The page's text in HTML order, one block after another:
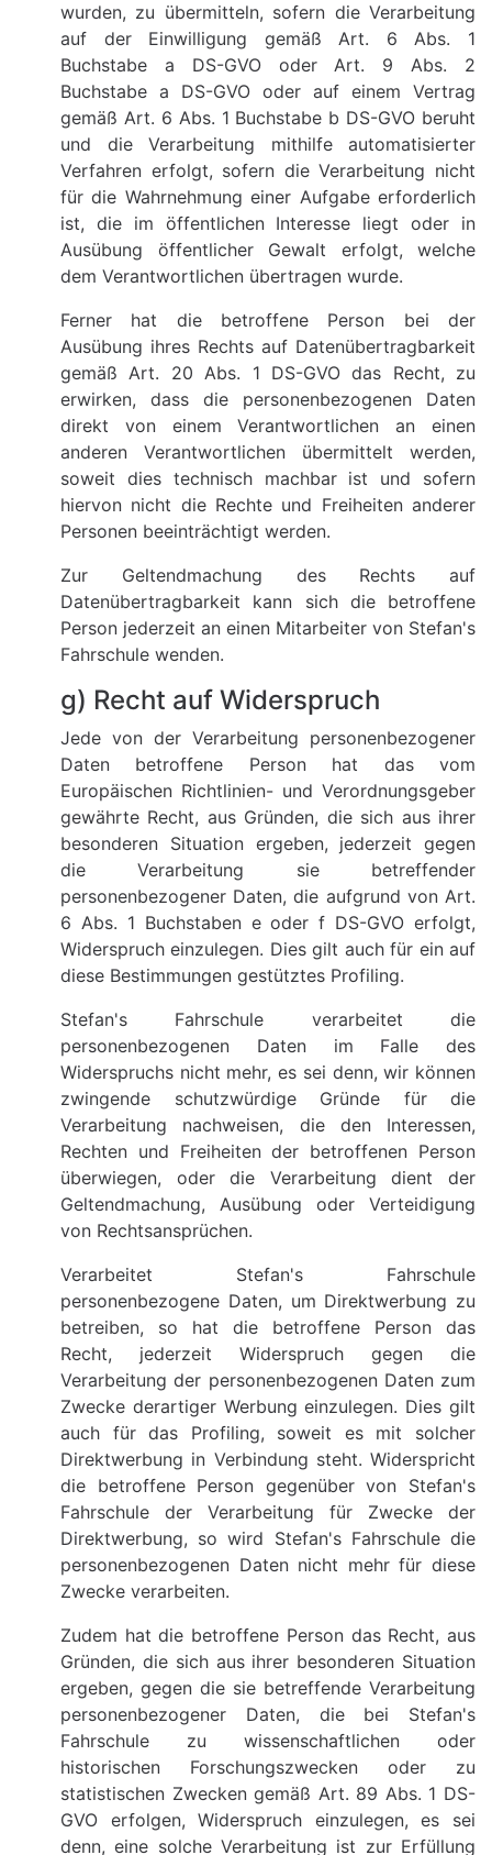
wurden, zu übermitteln, sofern die Verarbeitung
auf der Einwilligung gemäß Art. 6 Abs. 1
Buchstabe a DS-GVO oder Art. 9 Abs. 2
Buchstabe a DS-GVO oder auf einem Vertrag
gemäß Art. 6 Abs. 1 Buchstabe b DS-GVO beruht
und die Verarbeitung mithilfe automatisierter
Verfahren erfolgt, sofern die Verarbeitung nicht
für die Wahrnehmung einer Aufgabe erforderlich
ist, die im öffentlichen Interesse liegt oder in
Ausübung öffentlicher Gewalt erfolgt, welche
dem Verantwortlichen übertragen wurde.
Ferner hat die betroffene Person bei der
Ausübung ihres Rechts auf Datenübertragbarkeit
gemäß Art. 20 Abs. 1 DS-GVO das Recht, zu
erwirken, dass die personenbezogenen Daten
direkt von einem Verantwortlichen an einen
anderen Verantwortlichen übermittelt werden,
soweit dies technisch machbar ist und sofern
hiervon nicht die Rechte und Freiheiten anderer
Personen beeinträchtigt werden.
Zur Geltendmachung des Rechts auf
Datenübertragbarkeit kann sich die betroffene
Person jederzeit an einen Mitarbeiter von Stefan's
Fahrschule wenden.
g) Recht auf Widerspruch
Jede von der Verarbeitung personenbezogener
Daten betroffene Person hat das vom
Europäischen Richtlinien- und Verordnungsgeber
gewährte Recht, aus Gründen, die sich aus ihrer
besonderen Situation ergeben, jederzeit gegen
die Verarbeitung sie betreffender
personenbezogener Daten, die aufgrund von Art.
6 Abs. 1 Buchstaben e oder f DS-GVO erfolgt,
Widerspruch einzulegen. Dies gilt auch für ein auf
diese Bestimmungen gestütztes Profiling.
Stefan's Fahrschule verarbeitet die
personenbezogenen Daten im Falle des
Widerspruchs nicht mehr, es sei denn, wir können
zwingende schutzwürdige Gründe für die
Verarbeitung nachweisen, die den Interessen,
Rechten und Freiheiten der betroffenen Person
überwiegen, oder die Verarbeitung dient der
Geltendmachung, Ausübung oder Verteidigung
von Rechtsansprüchen.
Verarbeitet Stefan's Fahrschule
personenbezogene Daten, um Direktwerbung zu
betreiben, so hat die betroffene Person das
Recht, jederzeit Widerspruch gegen die
Verarbeitung der personenbezogenen Daten zum
Zwecke derartiger Werbung einzulegen. Dies gilt
auch für das Profiling, soweit es mit solcher
Direktwerbung in Verbindung steht. Widerspricht
die betroffene Person gegenüber von Stefan's
Fahrschule der Verarbeitung für Zwecke der
Direktwerbung, so wird Stefan's Fahrschule die
personenbezogenen Daten nicht mehr für diese
Zwecke verarbeiten.
Zudem hat die betroffene Person das Recht, aus
Gründen, die sich aus ihrer besonderen Situation
ergeben, gegen die sie betreffende Verarbeitung
personenbezogener Daten, die bei Stefan's
Fahrschule zu wissenschaftlichen oder
historischen Forschungszwecken oder zu
statistischen Zwecken gemäß Art. 89 Abs. 1 DS-
GVO erfolgen, Widerspruch einzulegen, es sei
denn, eine solche Verarbeitung ist zur Erfüllung